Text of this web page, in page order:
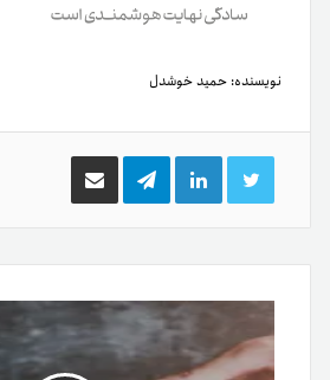
نویسنده: حمید خوشدل
توییتر لینکدینتلگرام اشتراک
گذاری
ایمیل